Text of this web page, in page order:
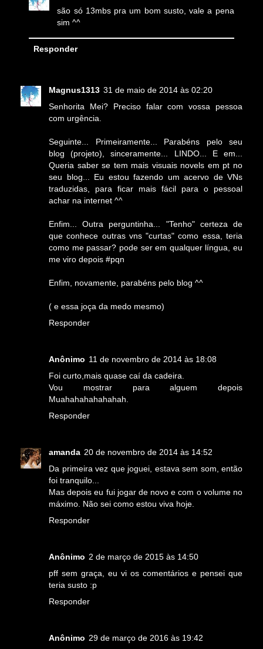
são só 13mbs pra um bom susto, vale a pena
sim ^^
Responder
Magnus1313 31 de maio de 2014 às 02:20
Senhorita Mei? Preciso falar com vossa pessoa
com urgência.
Seguinte... Primeiramente... Parabéns pelo seu
blog (projeto), sinceramente... LINDO... E em...
Queria saber se tem mais visuais novels em pt no
seu blog... Eu estou fazendo um acervo de VNs
traduzidas, para ficar mais fácil para o pessoal
achar na internet ^^
Enfim... Outra perguntinha... "Tenho" certeza de
que conhece outras vns "curtas" como essa, teria
como me passar? pode ser em qualquer língua, eu
me viro depois #pqn
Enfim, novamente, parabéns pelo blog ^^
( e essa joça da medo mesmo)
Responder
Anônimo 11 de novembro de 2014 às 18:08
Foi curto,mais quase caí da cadeira.
Vou mostrar para alguem depois
Muahahahahahahah.
Responder
amanda 20 de novembro de 2014 às 14:52
Da primeira vez que joguei, estava sem som, então
foi tranquilo...
Mas depois eu fui jogar de novo e com o volume no
máximo. Não sei como estou viva hoje.
Responder
Anônimo 2 de março de 2015 às 14:50
pff sem graça, eu vi os comentários e pensei que
teria susto :p
Responder
Anônimo 29 de março de 2016 às 19:42